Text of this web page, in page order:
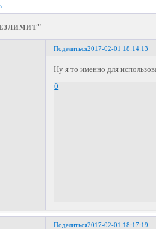
Поделиться2017-02-01 18:14:13
Ну я то именно для
0
Поделиться2017-02-01 18:17:19